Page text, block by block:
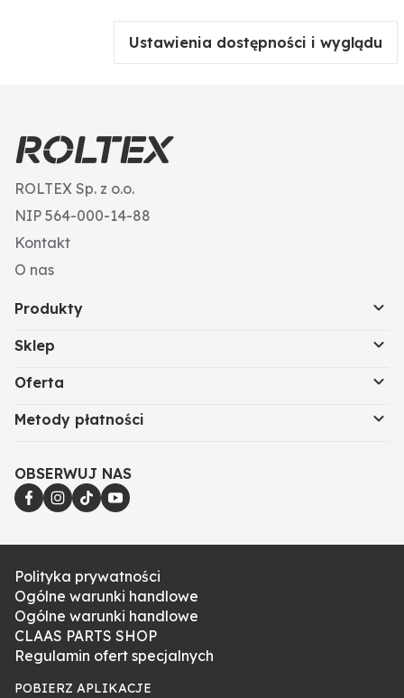
Ustawienia dostępności i wyglądu
ROLTEX Sp. z o.o.
NIP 564-000-14-88
Kontakt
O nas
Produkty
Sklep
Oferta
Metody płatności
OBSERWUJ NAS
Polityka prywatności
Ogólne warunki handlowe
Ogólne warunki handlowe
CLAAS PARTS SHOP
Regulamin ofert specjalnych
POBIERZ APLIKACJE